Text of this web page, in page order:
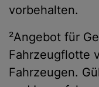
vorbehalten.
²Angebot für
Fahrzeugflotte
Fahrzeugen.